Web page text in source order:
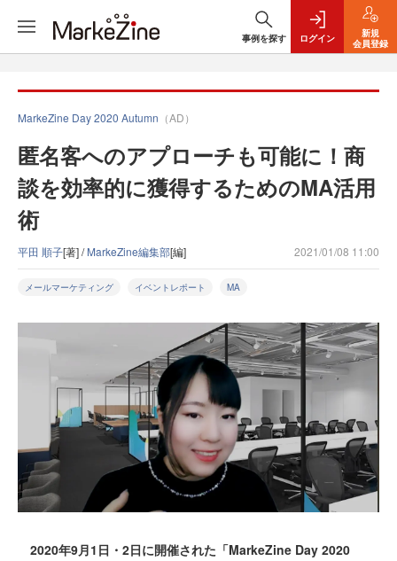
事例を探す ログイン
新規
会員登録
MarkeZine Day 2020 Autumn （AD）
匿名客へのアプローチも可能に！商
談を効率的に獲得するためのMA活用
術
平田 順子[著] /MarkeZine編集部[編] 2021/01/08 11:00
メールマーケティング イベントレポート MA
2020年9月1日・2日に開催された「MarkeZine Day 2020